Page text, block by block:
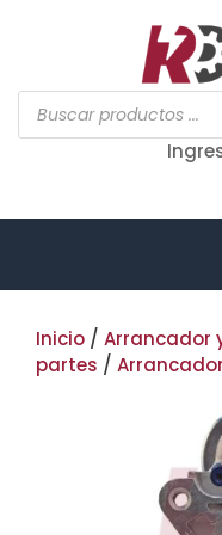
Búsqueda
de
productos
Inicio / Arrancador
partes /